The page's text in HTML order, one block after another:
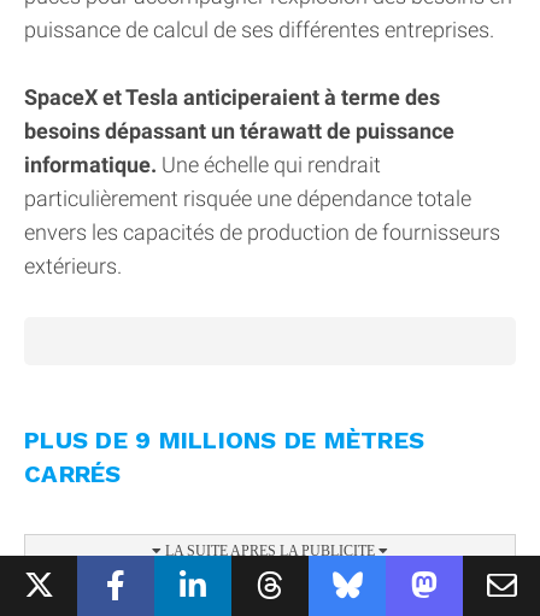
puissance de calcul de ses différentes entreprises.
SpaceX et Tesla anticiperaient à terme des
besoins dépassant un térawatt de puissance
informatique. Une échelle qui rendrait
particulièrement risquée une dépendance totale
envers les capacités de production de fournisseurs
extérieurs.
PLUS DE 9 MILLIONS DE MÈTRES
CARRÉS